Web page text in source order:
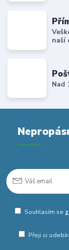
naší
Nad
Souhlasím se
Přeji si